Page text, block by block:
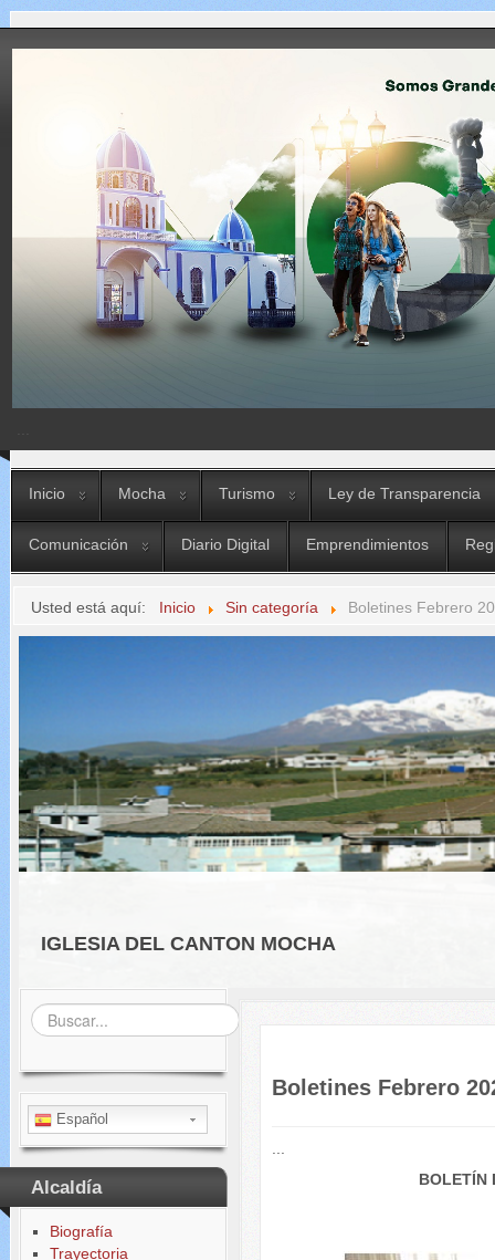
Inicio Mocha Turismo Ley de Transparencia
Comunicación Diario Digital Emprendimientos
Usted está aquí: Inicio Sin categoría Boletines Febrero
IGLESIA DEL CANTON MOCHA
Buscar...
Español
Alcaldía
Biografía
Trayectoria
Boletines Febrero
BOLETÍN